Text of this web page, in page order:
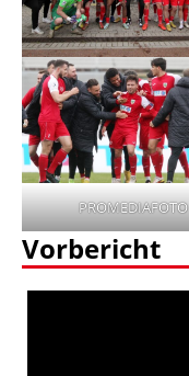
PROMEDIAFOTO
Vorbericht